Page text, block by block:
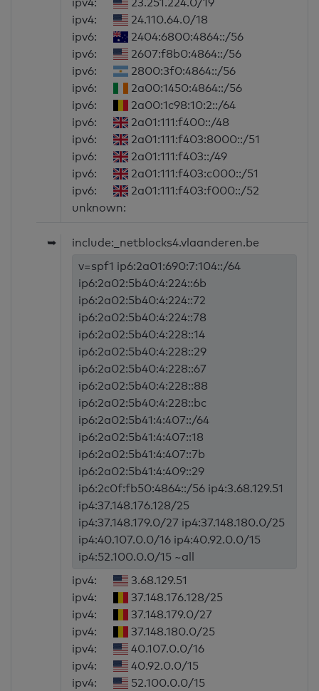
ipv4:
23.251.224.0/19
ipv4:
24.110.64.0/18
ipv6:
2404:6800:4864::/56
ipv6:
2607:f8b0:4864::/56
ipv6:
2800:3f0:4864::/56
ipv6:
2a00:1450:4864::/56
ipv6:
2a00:1c98:10:2::/64
ipv6:
2a01:111:f400::/48
ipv6:
2a01:111:f403:8000::/51
ipv6:
2a01:111:f403::/49
ipv6:
2a01:111:f403:c000::/51
ipv6:
2a01:111:f403:f000::/52
unknown:
➥
include:_netblocks4.vlaanderen.be
v=spf1 ip6:2a01:690:7:104::/64
ip6:2a02:5b40:4:224::6b
ip6:2a02:5b40:4:224::72
ip6:2a02:5b40:4:224::78
ip6:2a02:5b40:4:228::14
ip6:2a02:5b40:4:228::29
ip6:2a02:5b40:4:228::67
ip6:2a02:5b40:4:228::88
ip6:2a02:5b40:4:228::bc
ip6:2a02:5b41:4:407::/64
ip6:2a02:5b41:4:407::18
ip6:2a02:5b41:4:407::7b
ip6:2a02:5b41:4:409::29
ip6:2c0f:fb50:4864::/56 ip4:3.68.129.51
ip4:37.148.176.128/25
ip4:37.148.179.0/27 ip4:37.148.180.0/25
ip4:40.107.0.0/16 ip4:40.92.0.0/15
ip4:52.100.0.0/15 ~all
ipv4:
3.68.129.51
ipv4:
37.148.176.128/25
ipv4:
37.148.179.0/27
ipv4:
37.148.180.0/25
ipv4:
40.107.0.0/16
ipv4:
40.92.0.0/15
ipv4:
52.100.0.0/15